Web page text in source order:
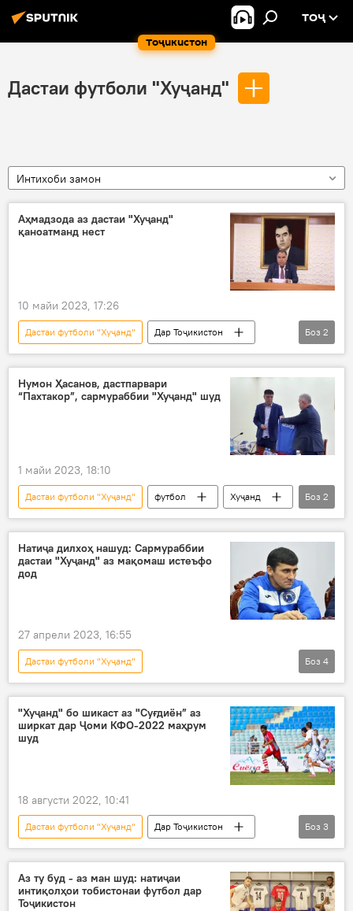
Тоҷикистон
ТОҶ
Дастаи футболи "Хуҷанд"
Интихоби замон
Аҳмадзода аз дастаи "Хуҷанд"
қаноатманд нест
10 майи 2023, 17:26
Дастаи футболи "Хуҷанд"
Дар Тоҷикистон
Раҷаббой Аҳмадзода
Навигариҳои варзиши Тоҷикистон
Боз 2
Нумон Ҳасанов, дастпарвари
“Пахтакор”, сармураббии "Хуҷанд" шуд
1 майи 2023, 18:10
Дастаи футболи "Хуҷанд" футбол
Хуҷанд
Навигариҳои варзиши Тоҷикистон
Дар Тоҷикистон
Боз 2
Натиҷа дилхоҳ нашуд: Сармураббии
дастаи "Хуҷанд" аз мақомаш истеъфо
дод
27 апрели 2023, 16:55
Дастаи футболи "Хуҷанд"
Навигариҳои варзиши Тоҷикистон
футбол
Рустам Хоҷаев
Дар Тоҷикистон
Боз 4
"Хуҷанд" бо шикаст аз "Суғдиён” аз
ширкат дар Ҷоми КФО-2022 маҳрум
шуд
18 августи 2022, 10:41
Дастаи футболи "Хуҷанд"
Дар Тоҷикистон
Навигариҳои варзиши Тоҷикистон
футбол
Ҷоми КФО
Боз 3
Аз ту буд - аз ман шуд: натиҷаи
интиқолҳои тобистонаи футбол дар
Тоҷикистон